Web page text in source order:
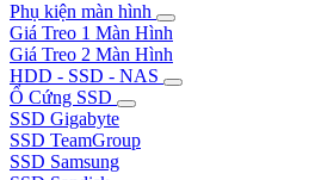
Phụ kiện màn hình
Giá Treo 1 Màn Hình
Giá Treo 2 Màn Hình
HDD - SSD - NAS
Ổ Cứng SSD
SSD Gigabyte
SSD TeamGroup
SSD Samsung